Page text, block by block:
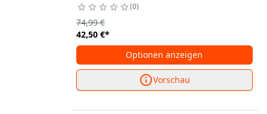
0
42,50 €*
74,99 €
Optionen anzeigen
Vorschau